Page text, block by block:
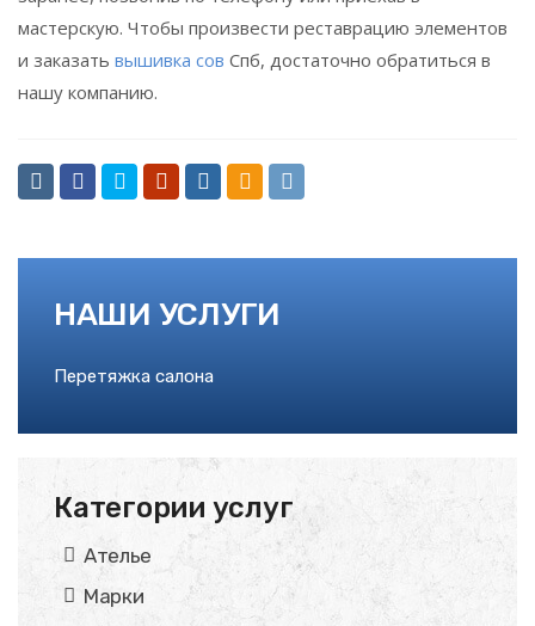
мастерскую. Чтобы произвести реставрацию элементов
и заказать вышивка сов Спб, достаточно обратиться в
нашу компанию.
НАШИ УСЛУГИ
Перетяжка салона
Категории услуг
Ателье
Марки